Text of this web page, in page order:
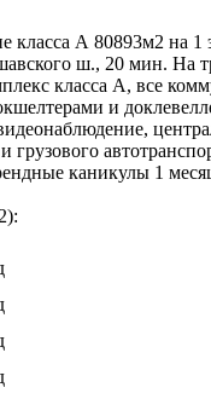
класса А 80893м2 на
ш., 20 мин. На
класса А, вce
и
грузового
каникулы 1